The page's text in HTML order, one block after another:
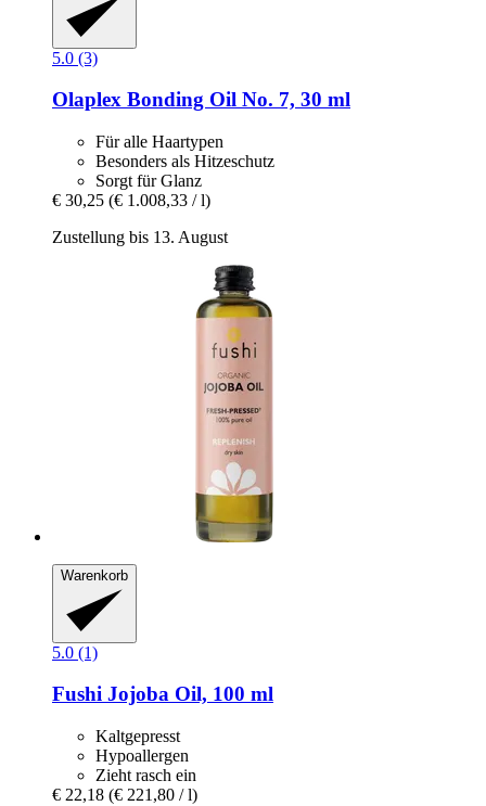
5.0 (3)
Olaplex Bonding Oil No. 7, 30 ml
Für alle Haartypen
Besonders als Hitzeschutz
Sorgt für Glanz
€ 30,25 (€ 1.008,33 / l)
Zustellung bis 13. August
Warenkorb
5.0 (1)
Fushi Jojoba Oil, 100 ml
Kaltgepresst
Hypoallergen
Zieht rasch ein
€ 22,18 (€ 221,80 / l)